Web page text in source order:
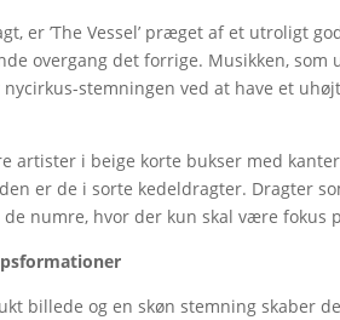
er ’The Vessel’ præget af et utroligt
overgang det forrige. Musikken,
stemningen ved at have et
artister i beige korte bukser med
er de i sorte kedeldragter. Dragter
de numre, hvor der kun skal være fokus
billede og en skøn stemning skaber